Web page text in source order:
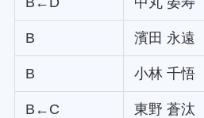
B 濱田 永遠
B 小林 千悟
B←C 東野 蒼汰